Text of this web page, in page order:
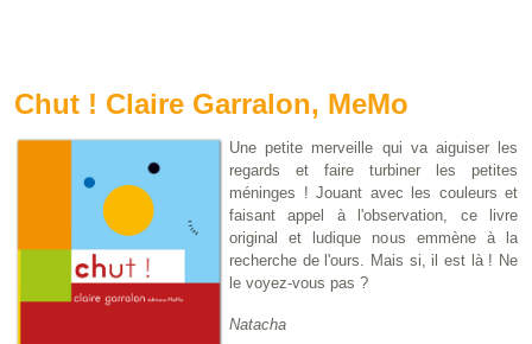
Chut ! Claire Garralon, MeMo
Une petite merveille qui va aiguiser les
regards et faire turbiner les petites
méninges ! Jouant avec les couleurs et
faisant appel à l'observation, ce livre
original et ludique nous emmène à la
recherche de l'ours. Mais si, il est là ! Ne
le voyez-vous pas ?
Natacha